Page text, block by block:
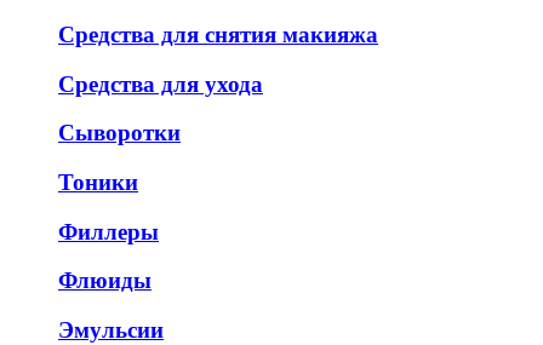
Средства для снятия макияжа
Средства для ухода
Сыворотки
Тоники
Филлеры
Флюиды
Эмульсии